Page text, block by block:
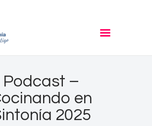
Podcast –
en
2025
SINTONIA